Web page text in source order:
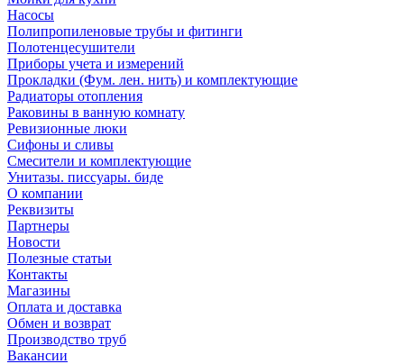
Насосы
Полипропиленовые трубы и фитинги
Полотенцесушители
Приборы учета и измерений
Прокладки (Фум. лен. нить) и комплектующие
Радиаторы отопления
Раковины в ванную комнату
Ревизионные люки
Сифоны и сливы
Смесители и комплектующие
Унитазы. писсуары. биде
О компании
Реквизиты
Партнеры
Новости
Полезные статьи
Контакты
Магазины
Оплата и доставка
Обмен и возврат
Производство труб
Вакансии